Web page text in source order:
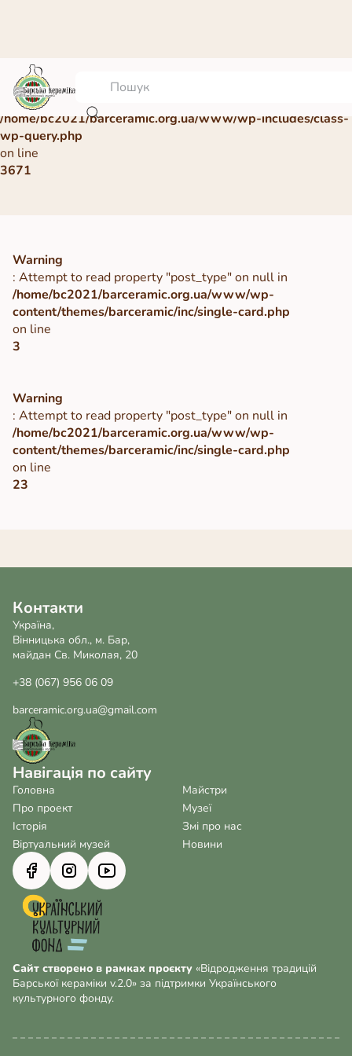
Warning
: Undefined array key 0 in
/home/bc2021/barceramic.org.ua/www/wp-includes/class-
wp-query.php
on line
3671
Warning
: Attempt to read property "post_type" on null in
/home/bc2021/barceramic.org.ua/www/wp-
content/themes/barceramic/inc/single-card.php
on line
3
Warning
: Attempt to read property "post_type" on null in
/home/bc2021/barceramic.org.ua/www/wp-
content/themes/barceramic/inc/single-card.php
on line
23
Контакти
Україна,
Вінницька обл., м. Бар,
майдан Св. Миколая, 20
+38 (067) 956 06 09
barceramic.org.ua@gmail.com
Навігація по сайту
Головна
Про проект
Історія
Віртуальний музей
Майстри
Музеї
Змі про нас
Новини
Сайт створено в рамках проєкту «Відродження традицій
Барської кераміки v.2.0» за підтримки Українського
культурного фонду.